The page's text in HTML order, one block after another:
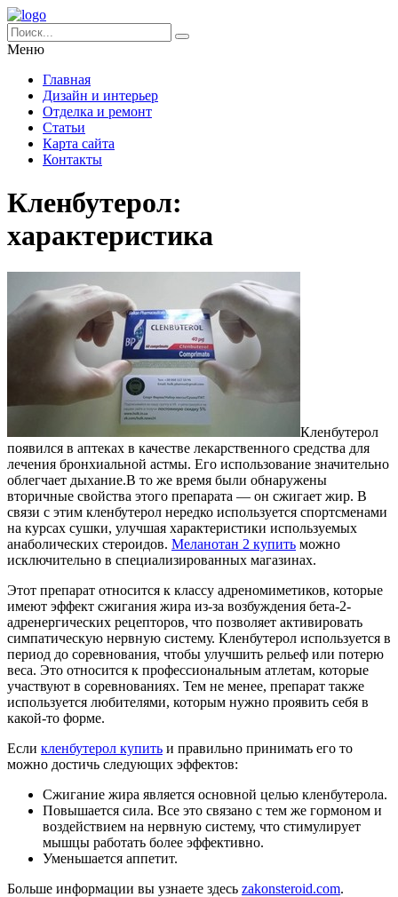
Меню
Главная
Дизайн и интерьер
Отделка и ремонт
Статьи
Карта сайта
Контакты
Кленбутерол:
характеристика
Кленбутерол
появился в аптеках в качестве лекарственного средства для
лечения бронхиальной астмы. Его использование значительно
облегчает дыхание.В то же время были обнаружены
вторичные свойства этого препарата — он сжигает жир. В
связи с этим кленбутерол нередко используется спортсменами
на курсах сушки, улучшая характеристики используемых
анаболических стероидов. Меланотан 2 купить можно
исключительно в специализированных магазинах.
Этот препарат относится к классу адреномиметиков, которые
имеют эффект сжигания жира из-за возбуждения бета-2-
адренергических рецепторов, что позволяет активировать
симпатическую нервную систему. Кленбутерол используется в
период до соревнования, чтобы улучшить рельеф или потерю
веса. Это относится к профессиональным атлетам, которые
участвуют в соревнованиях. Тем не менее, препарат также
используется любителями, которым нужно проявить себя в
какой-то форме.
Если кленбутерол купить и правильно принимать его то
можно достичь следующих эффектов:
Сжигание жира является основной целью кленбутерола.
Повышается сила. Все это связано с тем же гормоном и
воздействием на нервную систему, что стимулирует
мышцы работать более эффективно.
Уменьшается аппетит.
Больше информации вы узнаете здесь zakonsteroid.com.